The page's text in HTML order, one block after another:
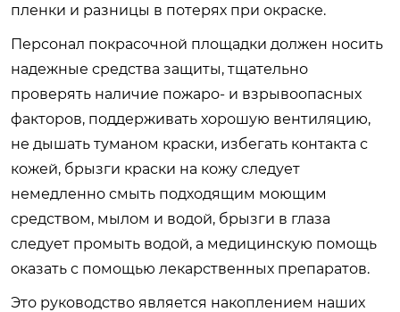
пленки и разницы в потерях при окраске.
Персонал покрасочной площадки должен носить
надежные средства защиты, тщательно
проверять наличие пожаро- и взрывоопасных
факторов, поддерживать хорошую вентиляцию,
не дышать туманом краски, избегать контакта с
кожей, брызги краски на кожу следует
немедленно смыть подходящим моющим
средством, мылом и водой, брызги в глаза
следует промыть водой, а медицинскую помощь
оказать с помощью лекарственных препаратов.
Это руководство является накоплением наших